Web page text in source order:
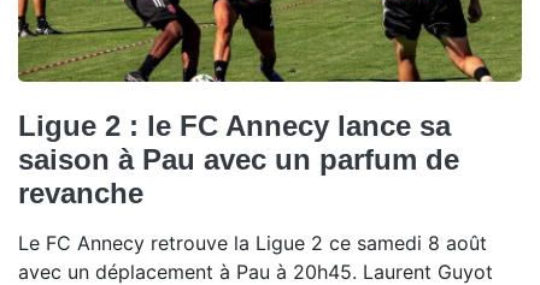
Ligue 2 : le FC Annecy lance sa
saison à Pau avec un parfum de
revanche
Le FC Annecy retrouve la Ligue 2 ce samedi 8 août
avec un déplacement à Pau à 20h45. Laurent Guyot